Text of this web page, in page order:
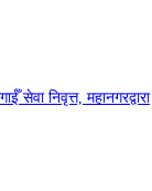
निवृत्त, महानगरद्वारा